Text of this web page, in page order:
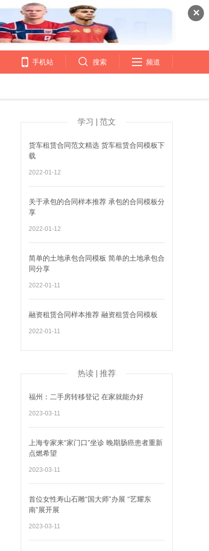
✕
手机站 搜索 频道
学习 | 范文
货车租赁合同范文精选 货车租赁合同模板下
载
2022-01-12
关于承包的合同样本推荐 承包的合同模板分
享
2022-01-12
简单的土地承包合同模板 简单的土地承包合
同分享
2022-01-11
融资租赁合同样本推荐 融资租赁合同模板
2022-01-11
热读 | 推荐
福州：二手房转移登记 在家就能办好
2023-03-11
上海专家来“家门口”坐诊 晚期肠癌患者重新
点燃希望
2023-03-11
首位女性寿山石雕“国大师”办展 “艺耀东
南”展开展
2023-03-11